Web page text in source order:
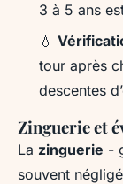
3 à 5 ans
💧
tour après
descentes
Zinguerie et
La zinguerie -
souvent